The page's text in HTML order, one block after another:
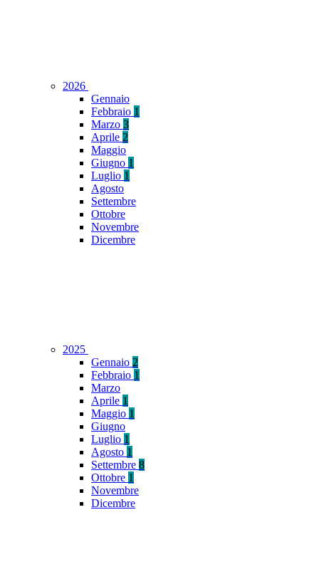
2026
Gennaio
Febbraio 1
Marzo 3
Aprile 2
Maggio
Giugno 1
Luglio 1
Agosto
Settembre
Ottobre
Novembre
Dicembre
2025
Gennaio 2
Febbraio 1
Marzo
Aprile 1
Maggio 1
Giugno
Luglio 1
Agosto 1
Settembre 8
Ottobre 1
Novembre
Dicembre